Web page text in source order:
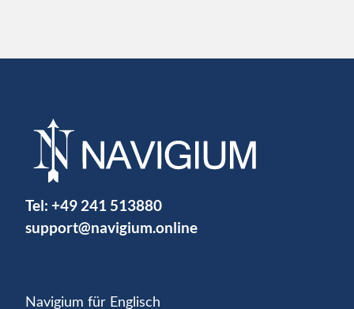
Tel: +49 241 513880
support@navigium.online
Navigium für Englisch